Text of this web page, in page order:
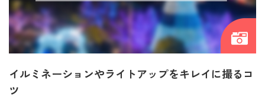
イルミネーションやライトアップをキレイに撮るコ
ツ